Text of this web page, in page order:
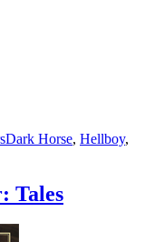
Étiquettes
Dark Horse, Hellboy,
Tales